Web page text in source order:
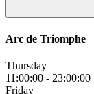
Arc de Triomphe
Thursday
11:00:00 - 23:00:00
Friday